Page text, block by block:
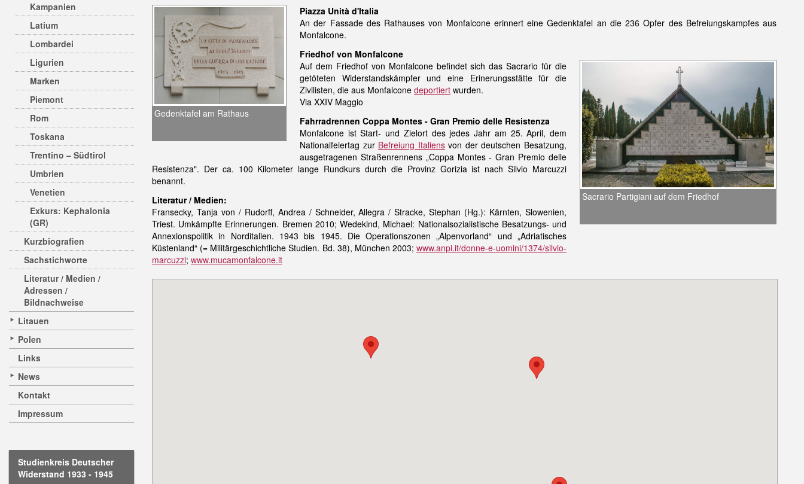
Kampanien
Latium
Lombardei
Ligurien
Marken
Piemont
Rom
Toskana
Trentino – Südtirol
Umbrien
Venetien
Exkurs: Kephalonia
(GR)
Kurzbiografien
Sachstichworte
Literatur / Medien /
Adressen /
Bildnachweise
Litauen
Polen
Links
News
Kontakt
Impressum
Studienkreis Deutscher
Widerstand 1933 - 1945
Gedenktafel am Rathaus
Piazza Unità d'Italia
An der Fassade des Rathauses von Monfalcone erinnert eine Gedenktafel an die 236 Opfer des Befreiungskampfes aus
Monfalcone.
Friedhof von Monfalcone
Sacrario Partigiani auf dem Friedhof
Auf dem Friedhof von Monfalcone befindet sich das Sacrario für die
getöteten Widerstandskämpfer und eine Erinerungsstätte für die
Zivilisten, die aus Monfalcone deportiert wurden.
Via XXIV Maggio
Fahrradrennen Coppa Montes - Gran Premio delle Resistenza
Monfalcone ist Start- und Zielort des jedes Jahr am 25. April, dem
Nationalfeiertag zur Befreiung Italiensvon der deutschen Besatzung,
ausgetragenen Straßenrennens „Coppa Montes - Gran Premio delle
Resistenza". Der ca. 100 Kilometer lange Rundkurs durch die Provinz Gorizia ist nach Silvio Marcuzzi
benannt.
Literatur / Medien:
Fransecky, Tanja von / Rudorff, Andrea / Schneider, Allegra / Stracke, Stephan (Hg.): Kärnten, Slowenien,
Triest. Umkämpfte Erinnerungen. Bremen 2010; Wedekind, Michael: Nationalsozialistische Besatzungs- und
Annexionspolitik in Norditalien. 1943 bis 1945. Die Operationszonen „Alpenvorland“ und „Adriatisches
Küstenland“ (= Militärgeschichtliche Studien. Bd. 38), München 2003; www.anpi.it/donne-e-uomini/1374/silvio-
marcuzzi; www.mucamonfalcone.it